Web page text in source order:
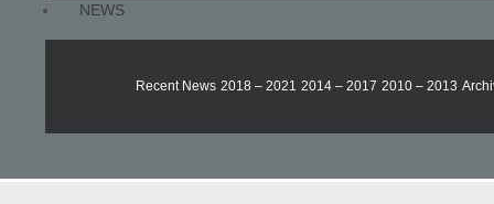
NEWS
Recent News 2018 – 2021 2014 – 2017 2010 – 2013